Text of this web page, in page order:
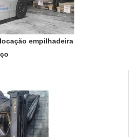
empilhadeira